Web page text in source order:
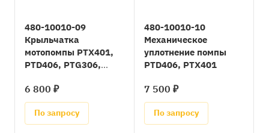
480-10010-09
Крыльчатка
мотопомпы PTX401,
PTD406, PTG306,
(=A31929)
6 800 ₽
По запросу
480-10010-10
Механическое
уплотнение помпы
PTD406, PTX401
7 500 ₽
По запросу